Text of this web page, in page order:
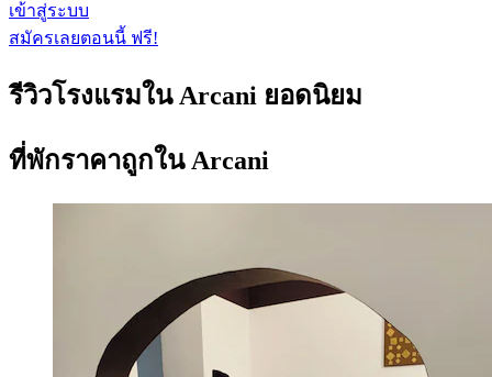
เข้าสู่ระบบ
สมัครเลยตอนนี้ ฟรี!
รีวิวโรงแรมใน Arcani ยอดนิยม
ที่พักราคาถูกใน Arcani